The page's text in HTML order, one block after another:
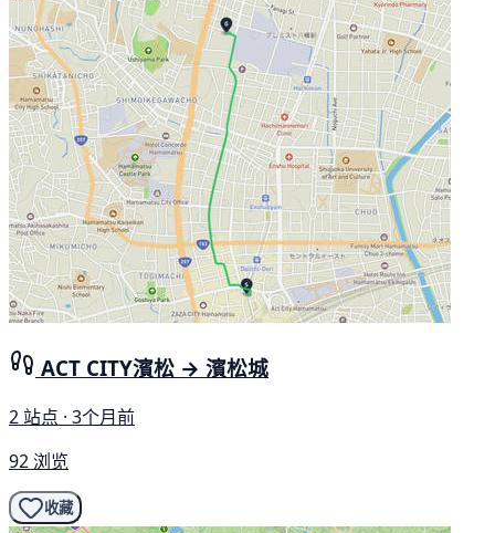
ACT CITY濱松 → 濱松城
2 站点 · 3个月前
92 浏览
收藏